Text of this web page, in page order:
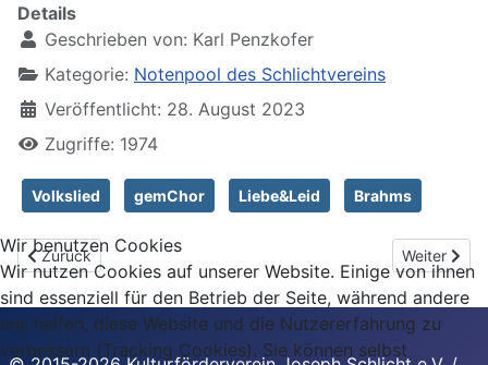
Details
Geschrieben von: Karl Penzkofer
Kategorie: Notenpool des Schlichtvereins
Veröffentlicht: 28. August 2023
Zugriffe: 1974
Volkslied gemChor Liebe&Leid Brahms
Vorheriger Beitrag: Diandl bist stoiz
Zurück Nächster
Weiter
Wir benutzen Cookies
Wir nutzen Cookies auf unserer Website. Einige von ihnen
sind essenziell für den Betrieb der Seite, während andere
uns helfen, diese Website und die Nutzererfahrung zu
verbessern (Tracking Cookies). Sie können selbst